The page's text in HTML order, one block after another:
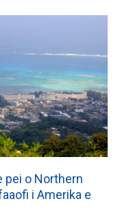
pei o Northern
i Amerika e